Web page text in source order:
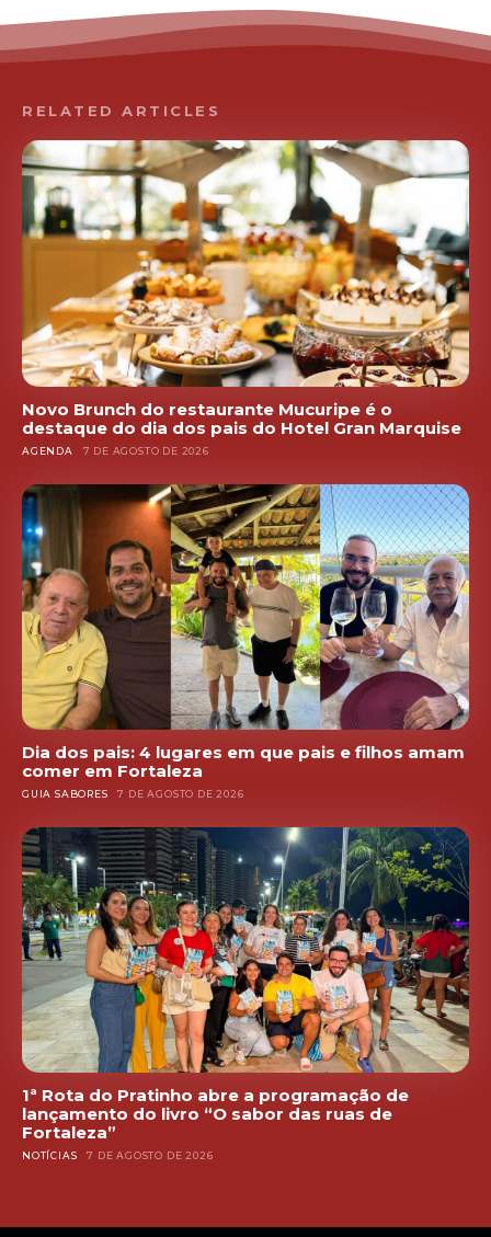
RELATED ARTICLES
Novo Brunch do restaurante Mucuripe é o
destaque do dia dos pais do Hotel Gran Marquise
AGENDA 7 DE AGOSTO DE 2026
Dia dos pais: 4 lugares em que pais e filhos amam
comer em Fortaleza
GUIA SABORES 7 DE AGOSTO DE 2026
1ª Rota do Pratinho abre a programação de
lançamento do livro “O sabor das ruas de
Fortaleza”
NOTÍCIAS 7 DE AGOSTO DE 2026